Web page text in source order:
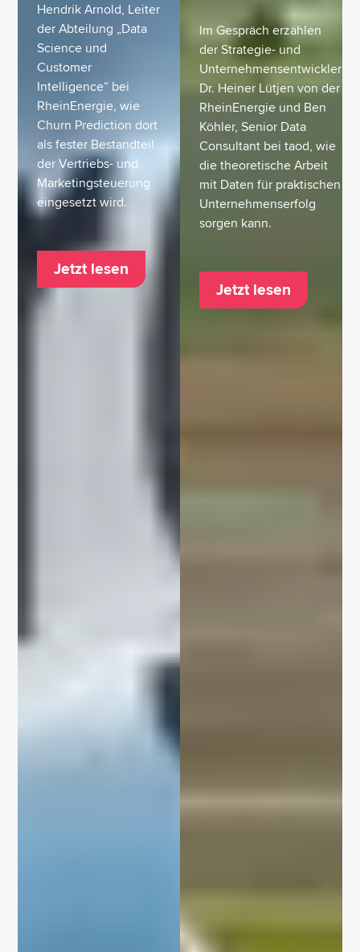
Hendrik Arnold, Leiter
der Abteilung „Data
Science und
Customer
Intelligence“ bei
RheinEnergie, wie
Churn Prediction dort
als fester Bestandteil
der Vertriebs- und
Marketingsteuerung
eingesetzt wird.
Jetzt lesen
Im Gespräch erzählen
der Strategie- und
Unternehmensentwickler
Dr. Heiner Lütjen von der
RheinEnergie und Ben
Köhler, Senior Data
Consultant bei taod, wie
die theoretische Arbeit
mit Daten für praktischen
Unternehmenserfolg
sorgen kann.
Jetzt lesen